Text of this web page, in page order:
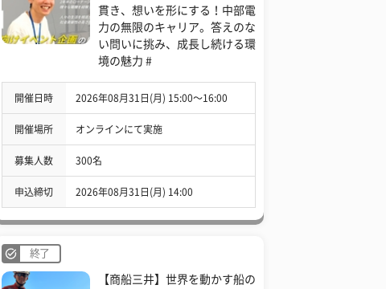
貫き、想いを形にする！中部電
力の無限のキャリア。答えのな
い問いに挑み、成長し続ける環
境の魅力 #
開催日時 2026年08月31日(月) 15:00〜16:00
開催場所 オンラインにて実施
募集人数 300名
申込締切 2026年08月31日(月) 14:00
終了
【商船三井】世界を動かす船の